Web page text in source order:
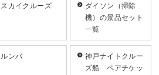
スカイクルーズ
ダイソン（掃除
機）の景品セット
一覧
ルンバ
神戸ナイトクルー
ズ船 ペアチケッ